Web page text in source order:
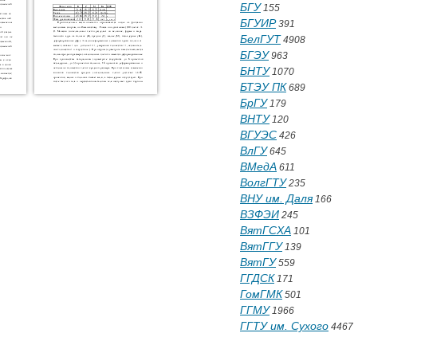
БГУ155
БГУИР391
БелГУТ 4908
БГЭУ963
БНТУ1070
БТЭУ ПК 689
БрГУ179
ВНТУ120
ВГУЭС 426
ВлГУ645
ВМедА 611
ВолгГТУ235
ВНУ им. Даля166
ВЗФЭИ 245
ВятГСХА 101
ВятГГУ139
ВятГУ559
ГГДСК 171
ГомГМК 501
ГГМУ1966
ГГТУ им. Сухого 4467